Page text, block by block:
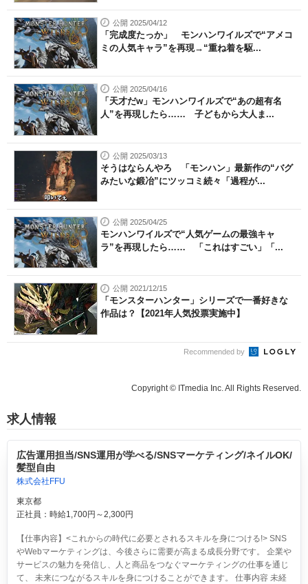
公開 2025/04/12
「完成度たっか」 モンハンワイルズで“アメコ
ミの人気キャラ”を再現→“重ね着を駆...
公開 2025/04/16
「天才だw」モンハンワイルズで“あの超有名
人”を再現したら…… 子どもから大人ま...
公開 2025/03/13
そうはならんやろ 「モンハン」最新作の“バグ
みたいな鍛冶”にツッコミ続々「過程が...
公開 2025/04/25
モンハンワイルズで“人気ゲームの最強キャ
ラ”を再現したら…… 「これはすごい」「...
公開 2021/12/15
「モンスターハンター」シリーズで一番好きな
作品は？【2021年人気投票実施中】
Recommended by
Copyright © ITmedia Inc. All Rights Reserved.
求人情報
広告運用担当/SNS運用が学べる/SNSマーケティング/ネイルOK/
髪型自由
株式会社FFU
東京都
正社員：時給1,700円～2,300円
【仕事内容】<これからの時代に必要とされるスキルを身につける!> SNS
やWebマーケティングは、今後さらに需要が高まる成長分野です。 企業や
サービスの魅力を発信し、人と商品をつなぐマーケティングの仕事を通じ
て、 未来につながるスキルを身につけることができます。 仕事内容 未経